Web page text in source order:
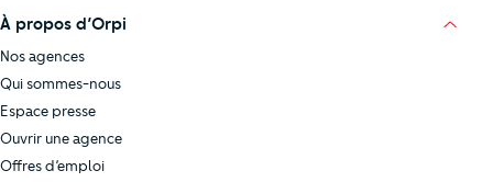
À propos d’Orpi
Nos agences
Qui sommes-nous
Espace presse
Ouvrir une agence
Offres d’emploi